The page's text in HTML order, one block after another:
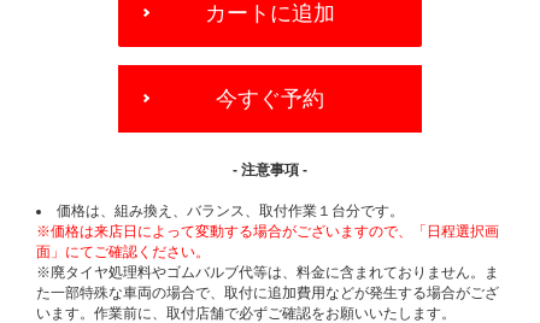
OPTIONS
カートに追加
今すぐ予約
- 注意事項 -
価格は、組み換え、バランス、取付作業１台分です。
※価格は来店日によって変動する場合がございますので、「日程選択画
面」にてご確認ください。
※廃タイヤ処理料やゴムバルブ代等は、料金に含まれておりません。ま
た一部特殊な車両の場合で、取付に追加費用などが発生する場合がござ
います。作業前に、取付店舗で必ずご確認をお願いいたします。